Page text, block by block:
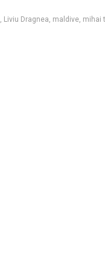
, Liviu Dragnea, maldive, mihai